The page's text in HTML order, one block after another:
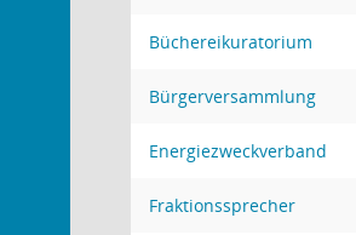
Büchereikuratorium
Bürgerversammlung
Energiezweckverband
Fraktionssprecher